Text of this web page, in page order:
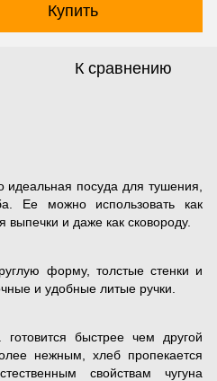
Купить
К сравнению
идеальная посуда для тушения,
Ее можно использовать как
выпечки и даже как сковороду.
форму, толстые стенки и
и удобные литые ручки.
быстрее чем другой
нежным, хлеб пропекается
свойствам чугуна